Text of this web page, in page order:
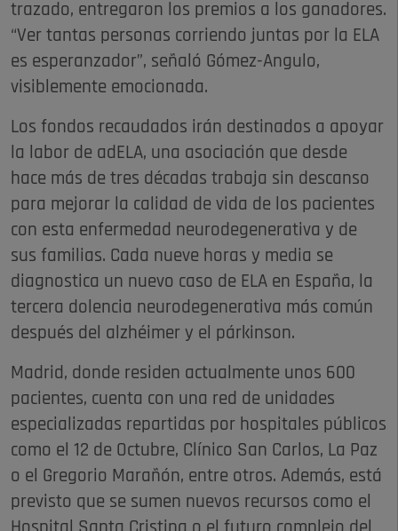
trazado, entregaron los premios a los ganadores.
“Ver tantas personas corriendo juntas por la ELA
es esperanzador”, señaló Gómez-Angulo,
visiblemente emocionada.
Los fondos recaudados irán destinados a apoyar
la labor de adELA, una asociación que desde
hace más de tres décadas trabaja sin descanso
para mejorar la calidad de vida de los pacientes
con esta enfermedad neurodegenerativa y de
sus familias. Cada nueve horas y media se
diagnostica un nuevo caso de ELA en España, la
tercera dolencia neurodegenerativa más común
después del alzhéimer y el párkinson.
Madrid, donde residen actualmente unos 600
pacientes, cuenta con una red de unidades
especializadas repartidas por hospitales públicos
como el 12 de Octubre, Clínico San Carlos, La Paz
o el Gregorio Marañón, entre otros. Además, está
previsto que se sumen nuevos recursos como el